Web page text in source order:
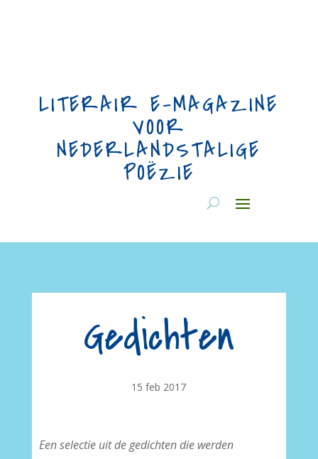
LITERAIR E-MAGAZINE
VOOR
NEDERLANDSTALIGE
POËZIE
Gedichten
15 feb 2017
Een selectie uit de gedichten die werden